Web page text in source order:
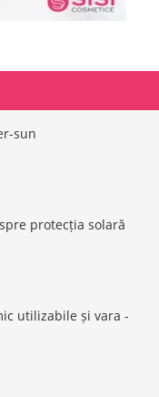
sun
protecția solară
utilizabile și vara -